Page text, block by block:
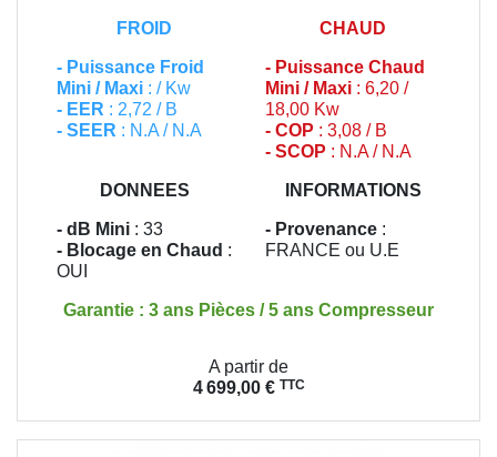
FROID
- Puissance Froid
Mini / Maxi : / Kw
- EER : 2,72 / B
- SEER : N.A / N.A
CHAUD
- Puissance Chaud
Mini / Maxi : 6,20 /
18,00 Kw
- COP : 3,08 / B
- SCOP : N.A / N.A
DONNEES
- dB Mini : 33
- Blocage en Chaud :
OUI
INFORMATIONS
- Provenance :
FRANCE ou U.E
Garantie : 3 ans Pièces / 5 ans Compresseur
A partir de
4 699,00 € TTC